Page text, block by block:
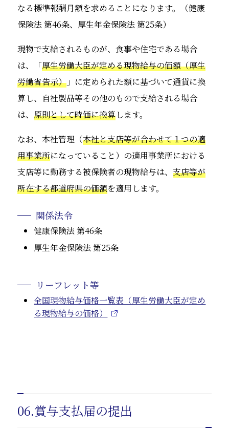
なる標準報酬月額を求めることになります。（健康
保険法 第46条、厚生年金保険法 第25条）
現物で支給されるものが、食事や住宅である場合
は、「厚生労働大臣が定める現物給与の価額（厚生
労働省告示） 」に定められた額に基づいて通貨に換
算し、自社製品等その他のもので支給される場合
は、原則として時価に換算します。
なお、本社管理（本社と支店等が合わせて１つの適
用事業所になっていること）の適用事業所における
支店等に勤務する被保険者の現物給与は、支店等が
所在する都道府県の価額を適用します。
関係法令
健康保険法 第46条
厚生年金保険法 第25条
リーフレット等
全国現物給与価格一覧表（厚生労働大臣が定め
る現物給与の価格）
06.賞与支払届の提出